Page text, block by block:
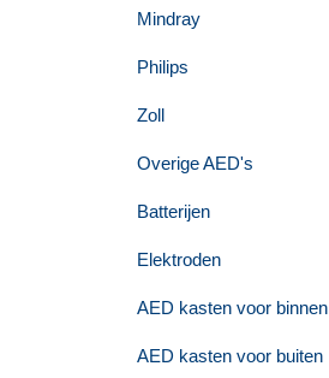
Mindray
Philips
Zoll
Overige AED's
Batterijen
Elektroden
AED kasten voor binnen
AED kasten voor buiten